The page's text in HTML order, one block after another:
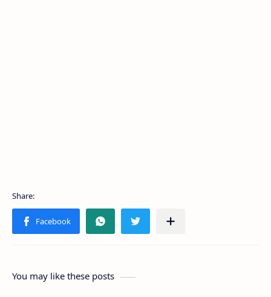
You may like these posts